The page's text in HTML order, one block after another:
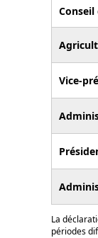
Vice-
La
périodes